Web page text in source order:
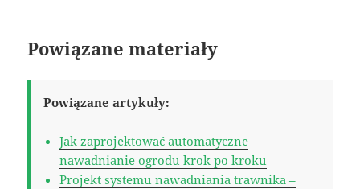
Powiązane materiały
Powiązane artykuły:
Jak zaprojektować automatyczne
nawadnianie ogrodu krok po kroku
Projekt systemu nawadniania trawnika –